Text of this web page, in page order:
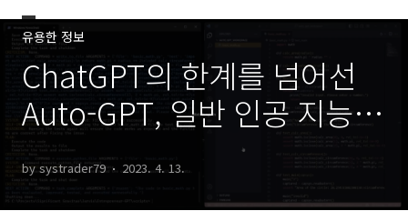
유용한 정보
ChatGPT의 한계를 넘어선
Auto-GPT, 일반 인공 지능을
꿈꾸다
by systrader79 2023. 4. 13.